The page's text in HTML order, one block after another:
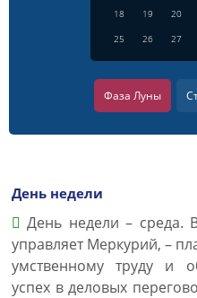
18
19 20
25
26 27
Фаза Луны
День недели
День недели – среда.
управляет Меркурий, –
умственному труду и
успех в деловых